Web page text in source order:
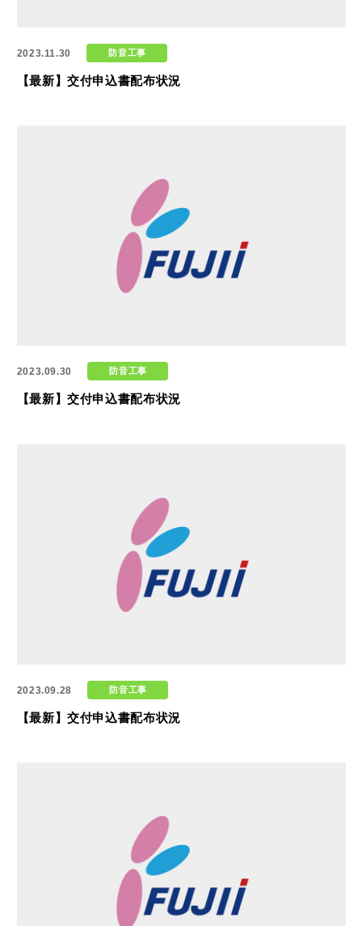
2023.11.30 防音工事
【最新】交付申込書配布状況
2023.09.30 防音工事
【最新】交付申込書配布状況
2023.09.28 防音工事
【最新】交付申込書配布状況